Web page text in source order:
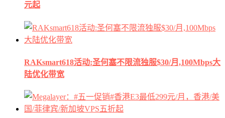
元起
RAKsmart618活动:圣何塞不限流独服$30/月,100Mbps大
陆优化带宽